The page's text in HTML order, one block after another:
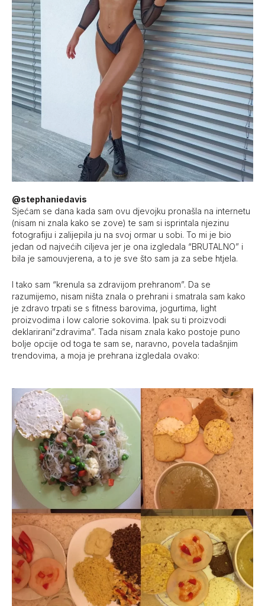
@stephaniedavis
Sjećam se dana kada sam ovu djevojku pronašla na internetu
(nisam ni znala kako se zove) te sam si isprintala njezinu
fotografiju i zalijepila ju na svoj ormar u sobi. To mi je bio
jedan od najvećih ciljeva jer je ona izgledala “BRUTALNO” i
bila je samouvjerena, a to je sve što sam ja za sebe htjela.
I tako sam “krenula sa zdravijom prehranom”. Da se
razumijemo, nisam ništa znala o prehrani i smatrala sam kako
je zdravo trpati se s fitness barovima, jogurtima, light
proizvodima i low calorie sokovima. Ipak su ti proizvodi
deklarirani”zdravima”. Tada nisam znala kako postoje puno
bolje opcije od toga te sam se, naravno, povela tadašnjim
trendovima, a moja je prehrana izgledala ovako: